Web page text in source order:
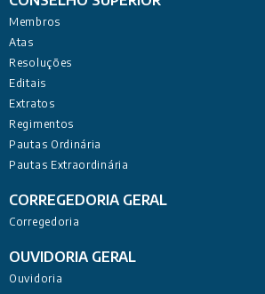
Membros
Atas
Resoluções
Editais
Extratos
Regimentos
Pautas Ordinária
Pautas Extraordinária
CORREGEDORIA GERAL
Corregedoria
OUVIDORIA GERAL
Ouvidoria